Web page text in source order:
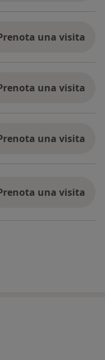
una visita
una visita
una visita
una visita